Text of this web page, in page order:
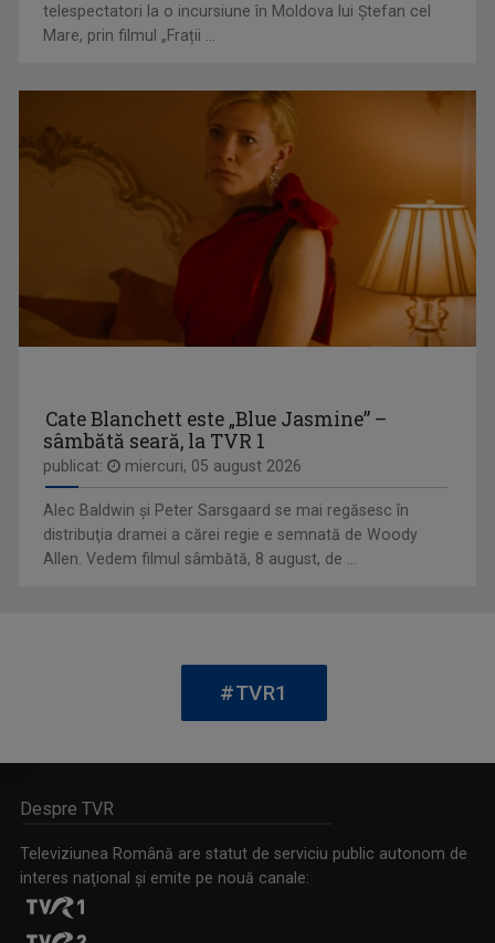
OPRE ROMA
Emisiunea este precum o fereastră deschisă ...
BREAKING FAKE NEWS
MARIA SMARANDACHE
Jurnalist la Televiziunea Română, Maria ...
BOGDAN MUZGOCI
BOGDAN ŞERBAN IANCU
În trei decenii de carieră a făcut anchete ...
telespectatori la o incursiune în Moldova lui Ștefan cel
Mare, prin filmul „Frații ...
Cate Blanchett este „Blue Jasmine” –
sâmbătă seară, la TVR 1
publicat: miercuri, 05 august 2026
Alec Baldwin şi Peter Sarsgaard se mai regăsesc în
distribuţia dramei a cărei regie e semnată de Woody
Allen. Vedem filmul sâmbătă, 8 august, de ...
#TVR1
Despre TVR
Televiziunea Română are statut de serviciu public autonom de
interes naţional şi emite pe nouă canale: